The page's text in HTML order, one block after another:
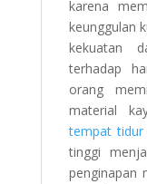
karena
keunggulan
kekuatan
terhadap
orang
material
tempat
tinggi
penginapan